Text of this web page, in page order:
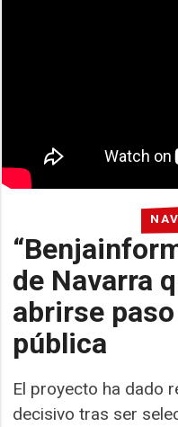
de Navarra
abrirse
pública
El proyecto ha dado
decisivo tras ser